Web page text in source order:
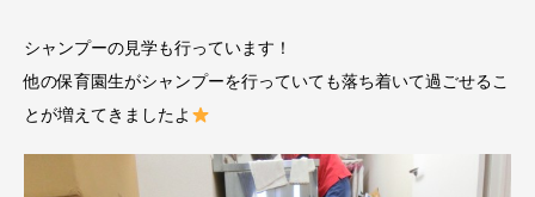
シャンプーの見学も行っています！
他の保育園生がシャンプーを行っていても落ち着いて過ごせるこ
とが増えてきましたよ